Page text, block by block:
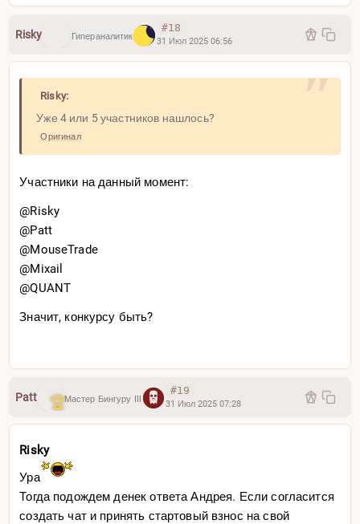
Risky Гипераналитик
#18
31 Июл 2025 06:56
Risky:
Уже 4 или 5 участников нашлось?
Оригинал
Участники на данный момент:
@Risky
@Patt
@MouseTrade
@Mixail
@QUANT
Значит, конкурсу быть?
Patt Мастер Бингуру III
#19
31 Июл 2025 07:28
Risky
Ура
Тогда подождем денек ответа Андрея. Если согласится
создать чат и принять стартовый взнос на свой